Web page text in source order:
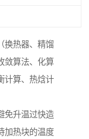
换热器、精馏
敛算法、化算
计算、热焓计
免升温过快造
加热块的温度